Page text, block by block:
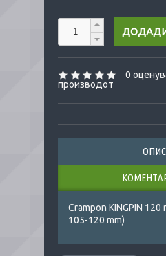
0
производот
ОПИС
Crampon KINGPIN 120
105-120 mm)